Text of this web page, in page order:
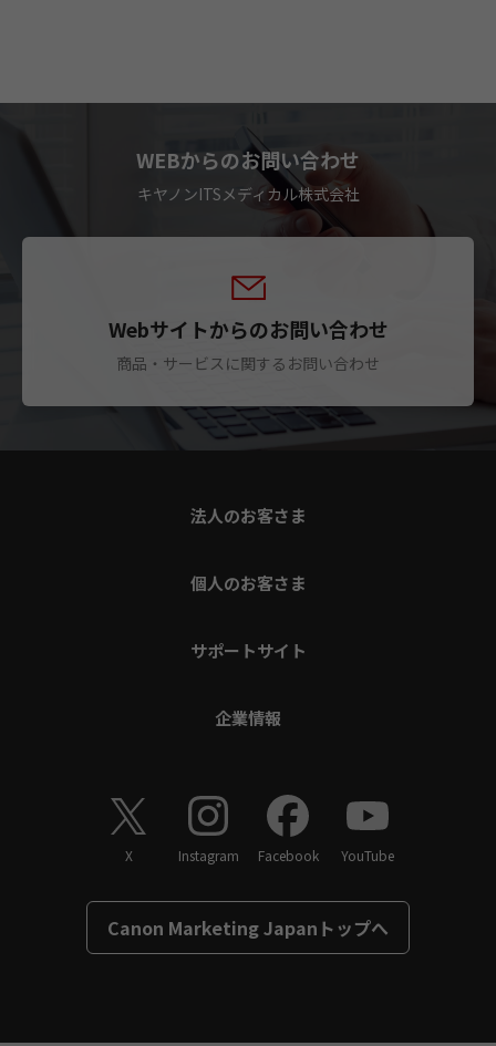
WEBからのお問い合わせ
キヤノンITSメディカル株式会社
Webサイトからのお問い合わせ
商品・サービスに関するお問い合わせ
法人のお客さま
個人のお客さま
サポートサイト
企業情報
X Instagram Facebook YouTube
Canon Marketing Japanトップへ